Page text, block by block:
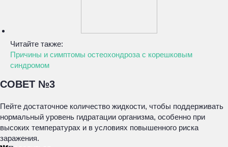
Читайте также:
Причины и симптомы остеохондроза с корешковым
синдромом
СОВЕТ №3
Пейте достаточное количество жидкости, чтобы поддерживать
нормальный уровень гидратации организма, особенно при
высоких температурах и в условиях повышенного риска
заражения.